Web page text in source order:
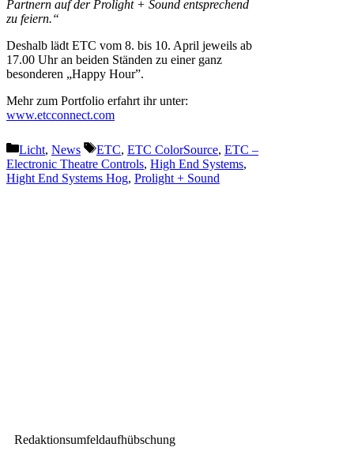
Partnern auf der Prolight + Sound entsprechend
zu feiern.“
Deshalb lädt ETC vom 8. bis 10. April jeweils ab
17.00 Uhr an beiden Ständen zu einer ganz
besonderen „Happy Hour”.
Mehr zum Portfolio erfahrt ihr unter:
www.etcconnect.com
Kategorien
Licht, News Schlagwörter
ETC, ETC ColorSource, ETC –
Electronic Theatre Controls, High End Systems,
Hight End Systems Hog, Prolight + Sound
Redaktionsumfeldaufhübschung